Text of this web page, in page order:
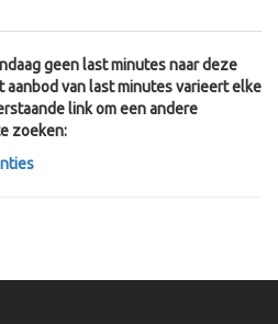
geen last minutes naar deze
aanbod van last minutes varieert elke
link om een andere
zoeken: